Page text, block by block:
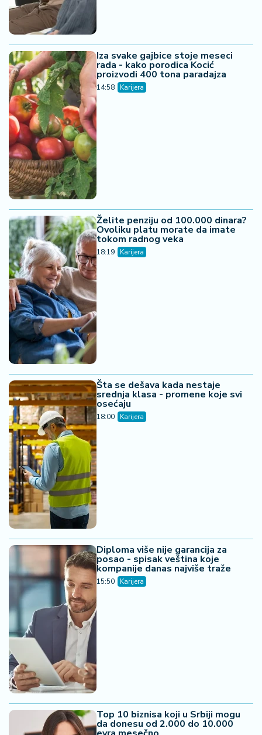
Iza svake gajbice stoje meseci
rada - kako porodica Kocić
proizvodi 400 tona paradajza
14:58 Karijera
Želite penziju od 100.000 dinara?
Ovoliku platu morate da imate
tokom radnog veka
18:19 Karijera
Šta se dešava kada nestaje
srednja klasa - promene koje svi
osećaju
18:00 Karijera
Diploma više nije garancija za
posao - spisak veština koje
kompanije danas najviše traže
15:50 Karijera
Top 10 biznisa koji u Srbiji mogu
da donesu od 2.000 do 10.000